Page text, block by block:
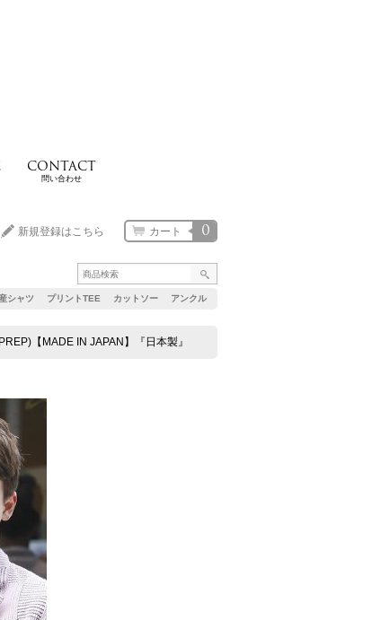
CONTACT
問い合わせ
シャツ プリントTEE カットソー アンクル
0
カート
新規登録はこちら
【MADE IN JAPAN】『日本製』